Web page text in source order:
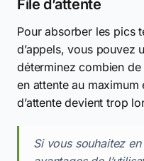
File d’attente
Pour absorber les pics
d’appels, vous pouvez
déterminez combien
en attente au
d’attente devient trop
Si vous souhaitez